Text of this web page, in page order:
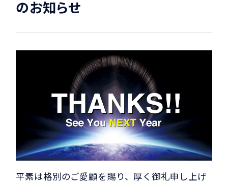
のお知らせ
平素は格別のご愛顧を賜り、厚く御礼申し上げ